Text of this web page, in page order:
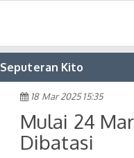
Seputeran Kito
18 Mar 2025 15:35
Mulai 24
Dibatasi